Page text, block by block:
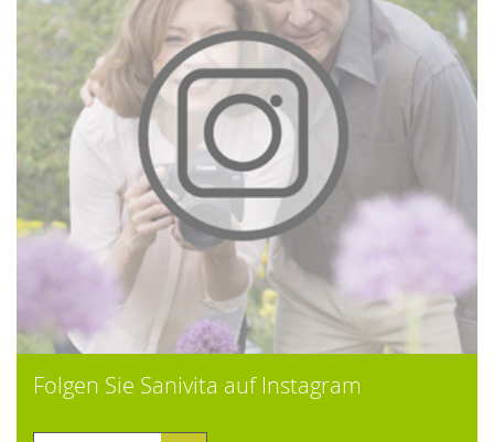
Folgen Sie Sanivita auf Instagram